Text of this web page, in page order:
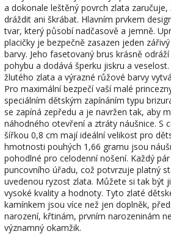
a dokonale leštěný povrch zlata zaručuje,
dráždit ani škrábat. Hlavním prvkem
tvar, který působí nadčasově a jemně.
placičky je bezpečně zasazen jeden
barvy. Jeho fasetovaný brus krásně
pohybu a dodává šperku jiskru a
žlutého zlata a výrazné růžové barvy
Pro maximální bezpečí vaší malé
speciálním dětským zapínáním typu
se zapíná zepředu a je navržen tak, aby
náhodného otevření a ztráty náušnice. S
šířkou 0,8 cm mají ideální velikost pro
hmotnosti pouhých 1,66 gramu jsou
pohodlné pro celodenní nošení. Každý
puncovního úřadu, což potvrzuje platný
uvedenou ryzost zlata. Můžete si tak být
vysoké kvality a hodnoty. Tyto zlaté
kamínkem jsou více než jen doplněk,
narození, křtinám, prvním narozeninám
významný okamžik.